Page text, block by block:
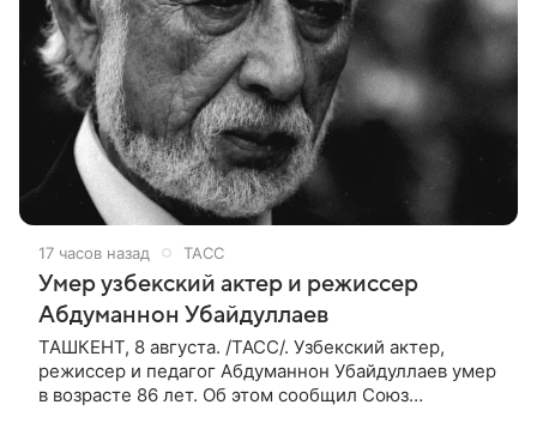
17 часов назад ТАСС
Умер узбекский актер и режиссер
Абдуманнон Убайдуллаев
ТАШКЕНТ, 8 августа. /ТАСС/. Узбекский актер,
режиссер и педагог Абдуманнон Убайдуллаев умер
в возрасте 86 лет. Об этом сообщил Союз